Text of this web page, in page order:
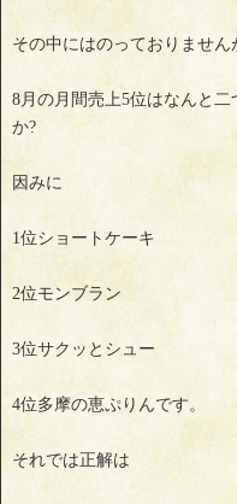
その中にはのっておりません
8月の月間売上5位はなんと
か?
因みに
1位ショートケーキ
2位モンブラン
3位サクッとシュー
4位多摩の恵ぷりんです。
それでは正解は